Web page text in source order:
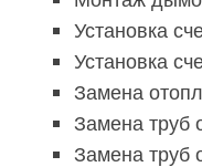
Установка
Установка
Замена
Замена труб
Замена труб